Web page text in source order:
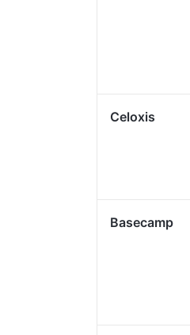
Celoxis
Basecamp